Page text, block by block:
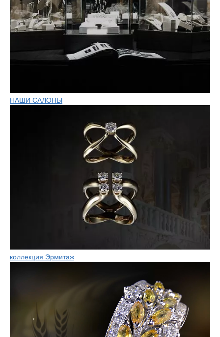
НАШИ САЛОНЫ
коллекция Эрмитаж